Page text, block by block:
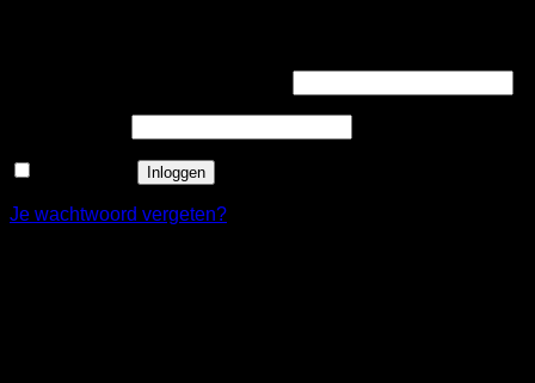
Inloggen
Je wachtwoord vergeten?